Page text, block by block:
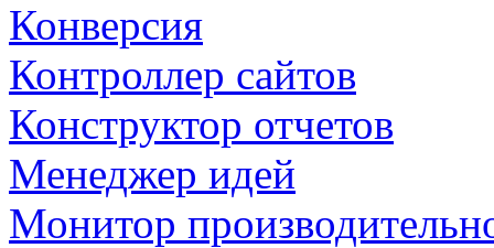
Конверсия
Контроллер сайтов
Конструктор отчетов
Менеджер идей
Монитор